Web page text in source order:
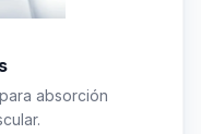
absorción